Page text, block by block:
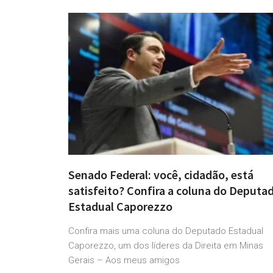
Senado Federal: você, cidadão, está
satisfeito? Confira a coluna do
Estadual Caporezzo
Confira mais uma coluna do Deputado Estadual
Caporezzo, um dos líderes da Direita em Minas
Gerais – Aos meus amigos